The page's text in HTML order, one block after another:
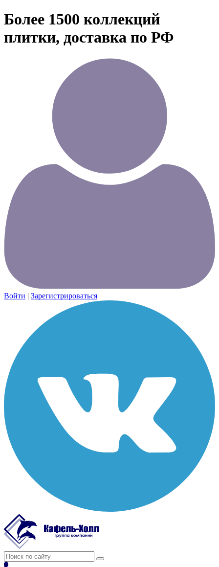
Более 1500 коллекций
плитки, доставка по РФ
Войти | Зарегистрироваться